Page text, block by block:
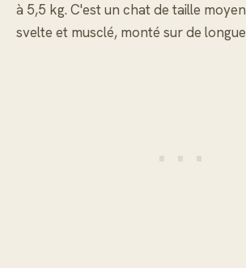
à 5,5 kg. C'est un chat de taille
svelte et musclé, monté sur de